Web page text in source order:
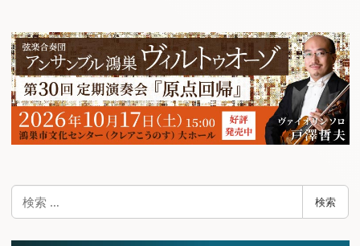
検
索
検索